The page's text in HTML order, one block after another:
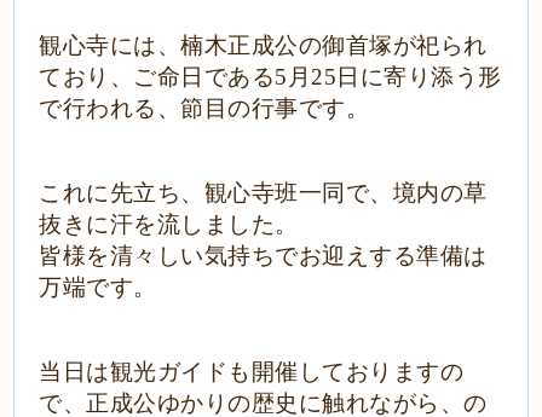
観心寺には、楠木正成公の御首塚が祀られ
ており、ご命日である5月25日に寄り添う形
で行われる、節目の行事です。
これに先立ち、観心寺班一同で、境内の草
抜きに汗を流しました。
皆様を清々しい気持ちでお迎えする準備は
万端です。
当日は観光ガイドも開催しておりますの
で、正成公ゆかりの歴史に触れながら、の